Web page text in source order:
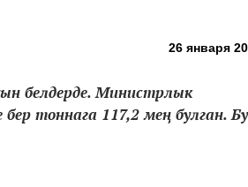
26 января
белдерде. Министрлык
тоннага 117,2 мең булган. Бу